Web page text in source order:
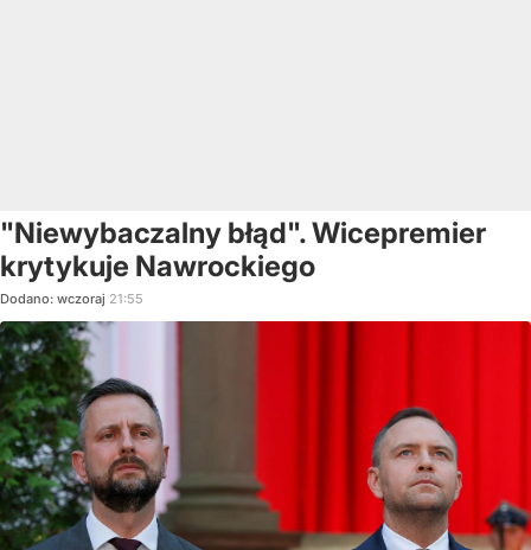
"Niewybaczalny błąd". Wicepremier
krytykuje Nawrockiego
Dodano: wczoraj 21:55